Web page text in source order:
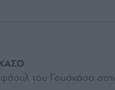
φάουλ του Γουακάσο